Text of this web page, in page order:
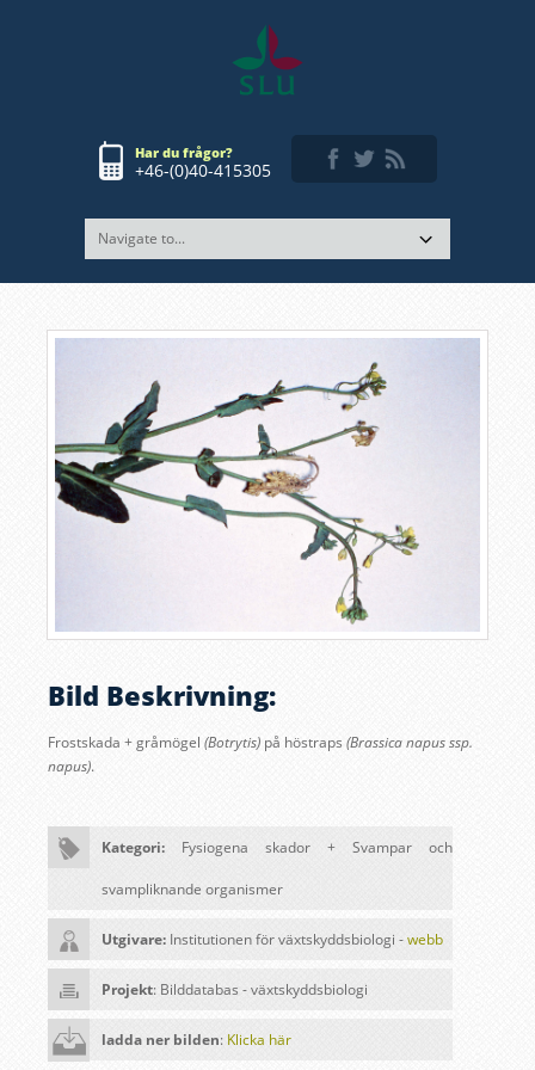
Har du frågor?
+46-(0)40-415305
Bild Beskrivning:
Frostskada + gråmögel (Botrytis) på höstraps (Brassica napus ssp.
napus).
Kategori: Fysiogena skador + Svampar och
svampliknande organismer
Utgivare: Institutionen för växtskyddsbiologi -webb
Projekt: Bilddatabas - växtskyddsbiologi
ladda ner bilden: Klicka här